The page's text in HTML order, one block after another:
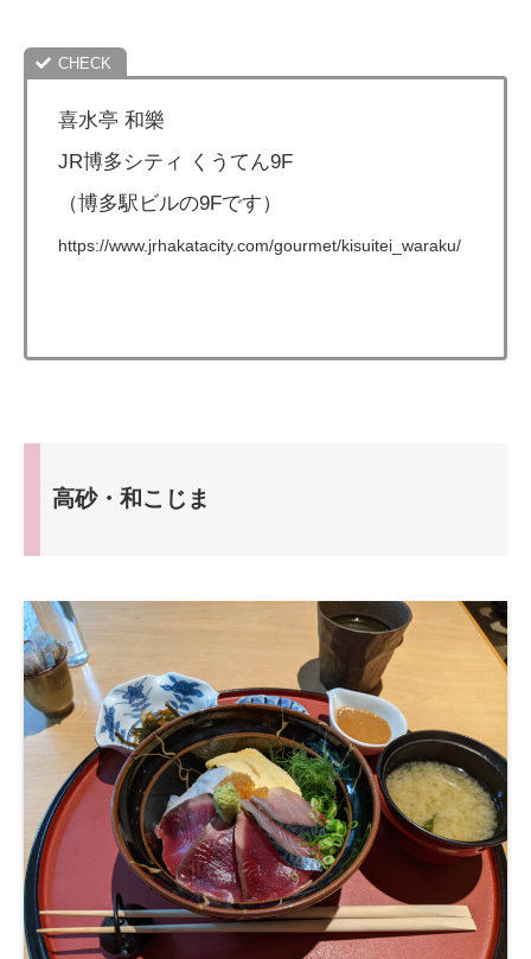
喜水亭 和樂
JR博多シティ くうてん9F
（博多駅ビルの9Fです）
https://www.jrhakatacity.com/gourmet/kisuitei_waraku/
高砂・和こじま